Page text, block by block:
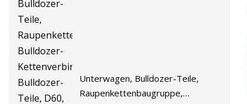
Unterwagen, Bulldozer-Teile,
Raupenkettenbaugruppe,